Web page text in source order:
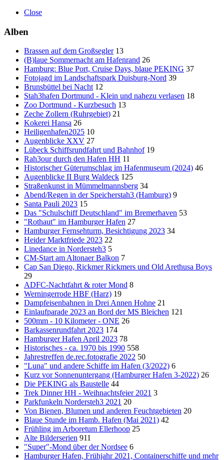
Close
Alben
Brassen auf dem Großsegler 13
(B)laue Sommernacht am Hafenrand 26
Hamburg: Blue Port, Cruise Days, blaue PEKING 37
Fotojagd im Landschaftspark Duisburg-Nord 39
Brunsbüttel bei Nacht 12
Stah3hafen Dortmund - Klein und nahezu verlasen 18
Zoo Dortmund - Kurzbesuch 13
Zeche Zollern (Ruhrgebiet) 21
Kokerei Hansa 26
Heiligenhafen2025 10
Augenblicke XXV 27
Lübeck Schiffsrundfahrt und Bahnhof 19
Rah3our durch den Hafen HH 11
Historischer Güterumschlag im Hafenmuseum (2024) 46
Augenblicke II Burg Waldeck 125
Straßenkunst in Mümmelmannsberg 34
Abend/Regen in der Speicherstah3 (Hamburg) 9
Santa Pauli 2023 15
Das "Schulschiff Deutschland" im Bremerhaven 53
"Rothaut" im Hamburger Hafen 27
Hamburger Fernsehturm, Besichtigung 2023 34
Heider Marktfriede 2023 22
Linedance in Nordersteh3 5
CM-Start am Altonaer Balkon 7
Cap San Diego, Rickmer Rickmers und Old Arethusa Boys
29
ADFC-Nachtfahrt & roter Mond 8
Werningerrode HBF (Harz) 19
Dampfeisenbahnen in Drei Annen Hohne 21
Einlaufparade 2023 an Bord der MS Bleichen 121
500mm - 10 Kilometer - ONE 26
Barkassenrundfahrt 2023 174
Hamburger Hafen April 2023 78
Historisches - ca. 1970 bis 1990 558
Jahrestreffen de.rec.fotografie 2022 50
"Luna" und andere Schiffe im Hafen (3/2022) 6
Kurz vor Sonnenuntergang (Hamburger Hafen 3-2022) 26
Die PEKING als Baustelle 44
Trek Dinner HH - Weihnachtsfeier 2021 3
Parkfunkeln Nordersteh3 2021 20
Von Bienen, Blumen und anderen Feuchtgebieten 20
Blaue Stunde im Hamb. Hafen (Mai 2021) 42
Frühling im Arboretum Ellerhoop 25
Alte Bilderserien 911
"Super"-Mond über der Nordsee 6
Hamburger Hafen, Frühjahr 2021, Containerschiffe und mehr